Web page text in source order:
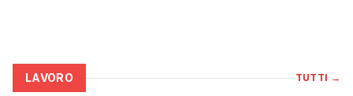
LAVORO TUTTI →